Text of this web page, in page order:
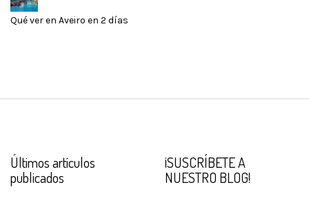
Qué ver en Aveiro en 2 días
Últimos artículos
publicados
¡SUSCRÍBETE A
NUESTRO BLOG!